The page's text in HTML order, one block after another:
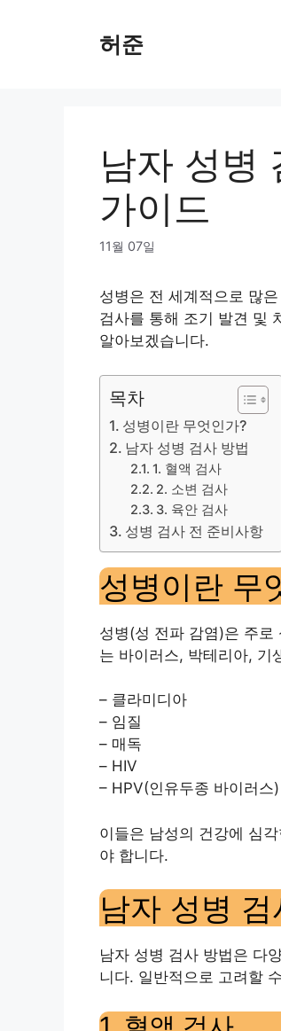
허준
남자 성병
가이드
11월 07일
성병은 전 세계적으로 많
검사를 통해 조기 발견 및
알아보겠습니다.
목차
성병이란 무엇인가?
남자 성병 검사 방법
1. 혈액 검사
2. 소변 검사
3. 육안 검사
성병 검사 전 준비사항
성병이란 무
성병(성 전파 감염)은 주로
는 바이러스, 박테리아, 기
– 클라미디아
– 임질
– 매독
– HIV
– HPV(인유두종 바이러스)
이들은 남성의 건강에 심
야 합니다.
남자 성병 검
남자 성병 검사 방법은 다
니다. 일반적으로 고려할